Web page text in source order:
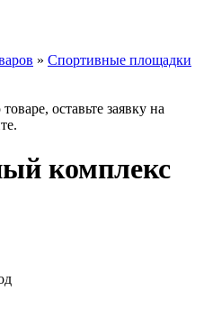
» Спортивные площадки
оставьте заявку на
комплекс